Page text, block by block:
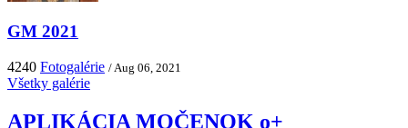
GM 2021
4240 Fotogalérie / Aug 06, 2021
Všetky galérie
APLIKÁCIA MOČENOK o+